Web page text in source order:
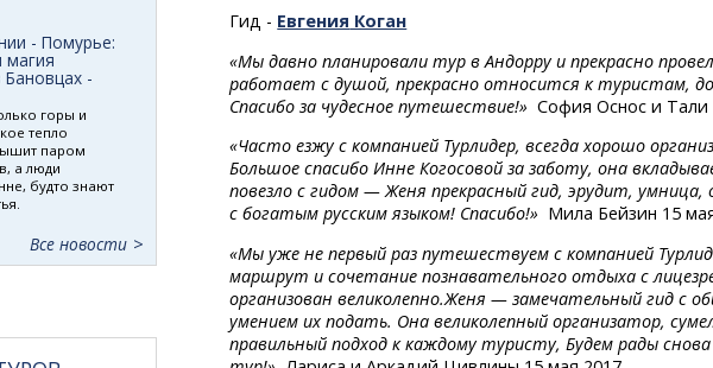
Гид - Евгения Коган
«Мы давно планировали тур в Андорру и прекрасно
работает с душой, прекрасно относится к туристам,
Спасибо за чудесное путешествие!» София Оснос и
«Часто езжу с компанией Турлидер, всегда хорошо
Большое спасибо Инне Когосовой за заботу, она
повезло с гидом — Женя прекрасный гид, эрудит, умница,
с богатым русским языком! Спасибо!» Мила Бейзин 15
«Мы уже не первый раз путешествуем с компанией
маршрут и сочетание познавательного отдыха с
организован великолепно.Женя — замечательный гид с
умением их подать. Она великолепный организатор,
правильный подход к каждому туристу, Будем рады
- Помурье:
магия
-
горы и
тепло
паром
а люди
будто знают
Все новости